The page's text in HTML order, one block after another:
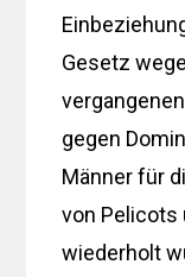
Gesetz
gegen
Männer für
von Pelicots
wiederholt